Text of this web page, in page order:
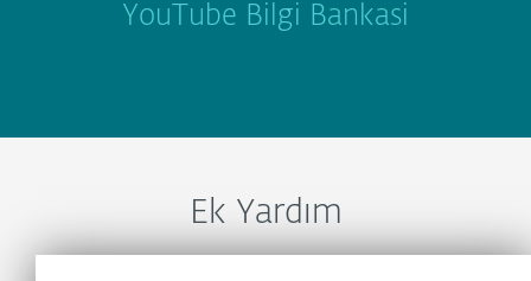
YouTube Bilgi Bankasi
Ek Yardım